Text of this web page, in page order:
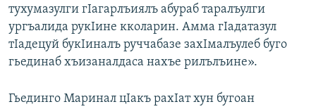
тухумазулги гIагарлъиялъ абураб таралъулги
ургъалида рукIине кколарин. Амма гIадатазул
тIадецуй букIиналъ руччабазе захIмалъулеб буго
гьединаб хъизаналдаса нахъе рилълъине».
Гьединго Маринал цIакъ рахIат хун бугоан